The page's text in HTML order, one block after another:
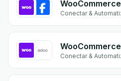
Conectar &
Conectar &